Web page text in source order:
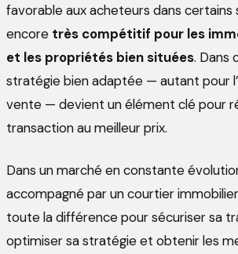
favorable aux acheteurs dans certains
encore très compétitif pour les
et les propriétés bien situées. Dans
stratégie bien adaptée — autant pour
vente — devient un élément clé pour
transaction au meilleur prix.
Dans un marché en constante
accompagné par un courtier
toute la différence pour sécuriser sa
optimiser sa stratégie et obtenir les